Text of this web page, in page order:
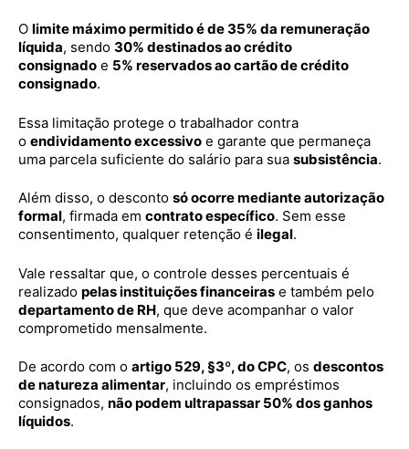
O limite máximo permitido é de 35% da remuneração
líquida, sendo 30% destinados ao crédito
consignado e 5% reservados ao cartão de crédito
consignado.
Essa limitação protege o trabalhador contra
o endividamento excessivo e garante que permaneça
uma parcela suficiente do salário para sua subsistência.
Além disso, o desconto só ocorre mediante autorização
formal, firmada em contrato específico. Sem esse
consentimento, qualquer retenção é ilegal.
Vale ressaltar que, o controle desses percentuais é
realizado pelas instituições financeiras e também pelo
departamento de RH, que deve acompanhar o valor
comprometido mensalmente.
De acordo com o artigo 529, §3º, do CPC, os descontos
de natureza alimentar, incluindo os empréstimos
consignados, não podem ultrapassar 50% dos ganhos
líquidos.